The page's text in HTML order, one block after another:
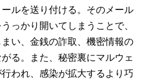
ルを送り付ける。そのメール
っかり開いてしまうことで、
い、金銭の詐取、機密情報の
る。また、秘密裏にマルウェ
われ、感染が拡大するより巧